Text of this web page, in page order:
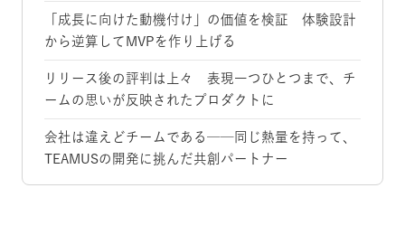
「成長に向けた動機付け」の価値を検証 体験設計
から逆算してMVPを作り上げる
リリース後の評判は上々 表現一つひとつまで、チ
ームの思いが反映されたプロダクトに
会社は違えどチームである──同じ熱量を持って、
TEAMUSの開発に挑んだ共創パートナー